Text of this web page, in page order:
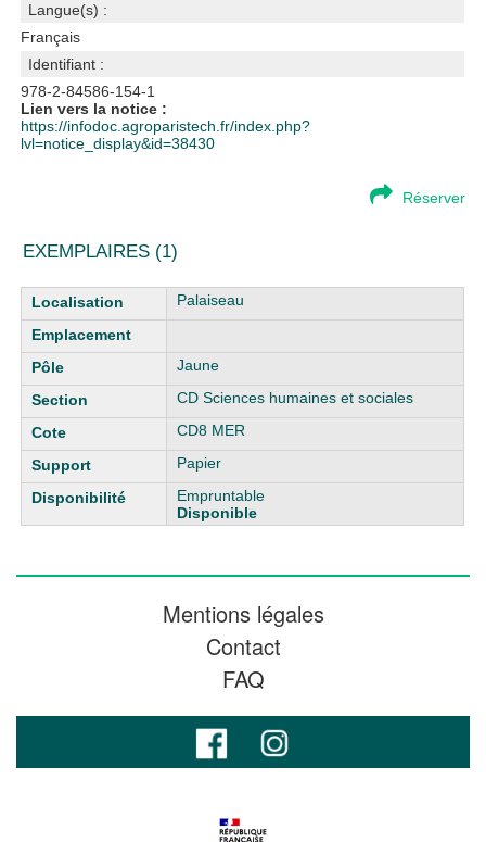
Langue(s) :
Français
Identifiant :
978-2-84586-154-1
Lien vers la notice :
https://infodoc.agroparistech.fr/index.php?
lvl=notice_display&id=38430
Réserver
EXEMPLAIRES (1)
Liste des exemplaires Palaiseau
Jaune
CD Sciences humaines et sociales
CD8 MER
Papier
Empruntable
Disponible
Mentions légales
Contact
FAQ